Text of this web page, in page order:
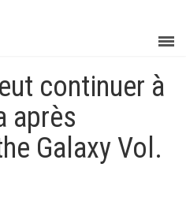
continuer à
après
Galaxy Vol.